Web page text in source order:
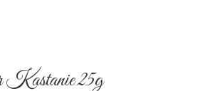
Kastanie 25g